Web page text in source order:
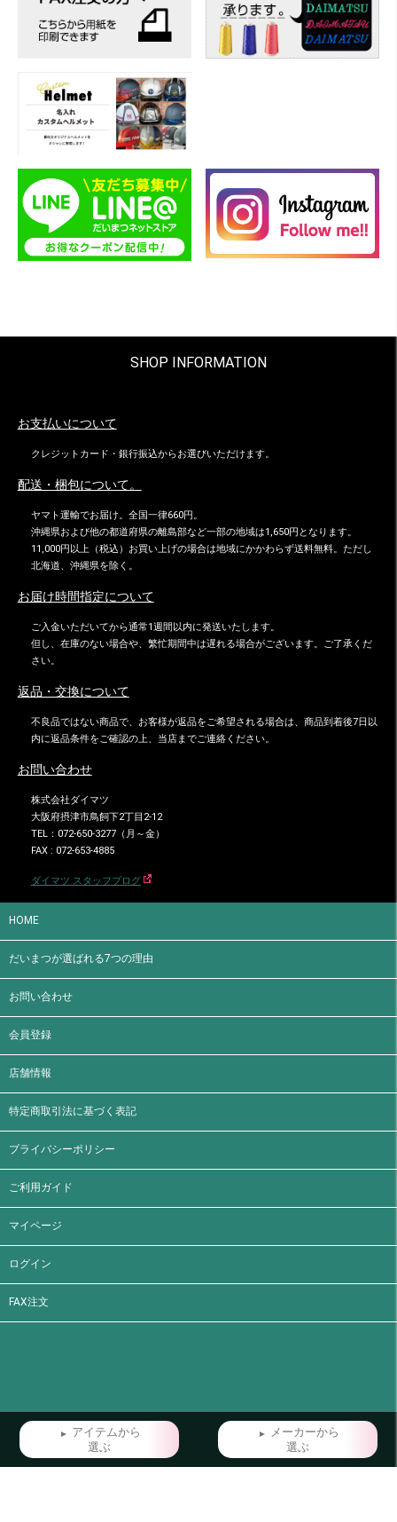
SHOP INFORMATION
お支払いについて
クレジットカード・銀行振込からお選びいただけます。
配送・梱包について。
ヤマト運輸でお届け。全国一律660円。
沖縄県および他の都道府県の離島部など一部の地域は1,650円となります。
11,000円以上（税込）お買い上げの場合は地域にかかわらず送料無料。ただし
北海道、沖縄県を除く。
お届け時間指定について
ご入金いただいてから通常1週間以内に発送いたします。
但し、在庫のない場合や、繁忙期間中は遅れる場合がございます。ご了承くだ
さい。
返品・交換について
不良品ではない商品で、お客様が返品をご希望される場合は、商品到着後7日以
内に返品条件をご確認の上、当店までご連絡ください。
お問い合わせ
株式会社ダイマツ
大阪府摂津市鳥飼下2丁目2-12
TEL：072-650-3277（月～金）
FAX : 072-653-4885
ダイマツ スタッフブログ
HOME
だいまつが選ばれる7つの理由
お問い合わせ
会員登録
店舗情報
特定商取引法に基づく表記
プライバシーポリシー
ご利用ガイド
マイページ
ログイン
FAX注文
アイテムから
選ぶ
メーカーから
選ぶ